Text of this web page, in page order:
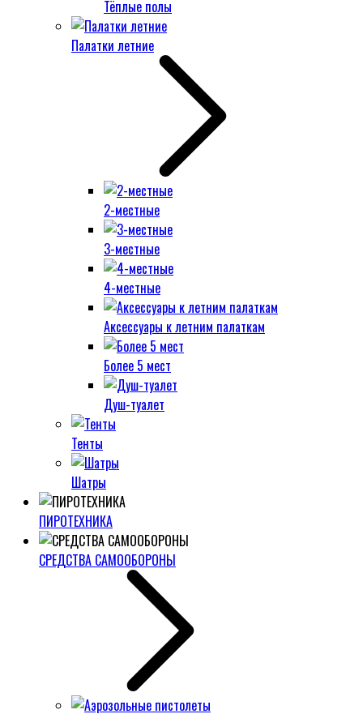
Тёплые полы
Палатки летние
2-местные
3-местные
4-местные
Аксессуары к летним палаткам
Более 5 мест
Душ-туалет
Тенты
Шатры
ПИРОТЕХНИКА
СРЕДСТВА САМООБОРОНЫ